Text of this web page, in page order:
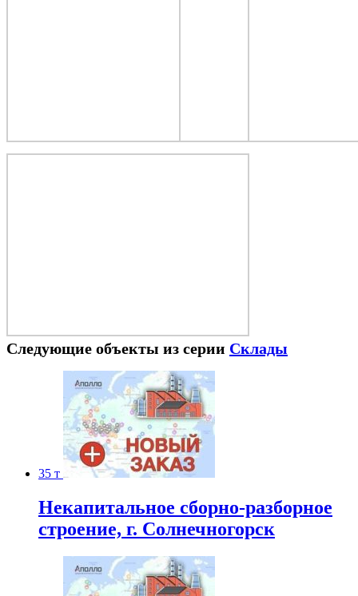
Следующие объекты из серии Склады
35 т
Некапитальное сборно-разборное
строение, г. Солнечногорск